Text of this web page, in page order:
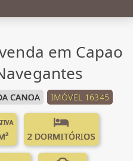
em Capao
CANOA IMÓVEL 16345
2 DORMITÓRIOS